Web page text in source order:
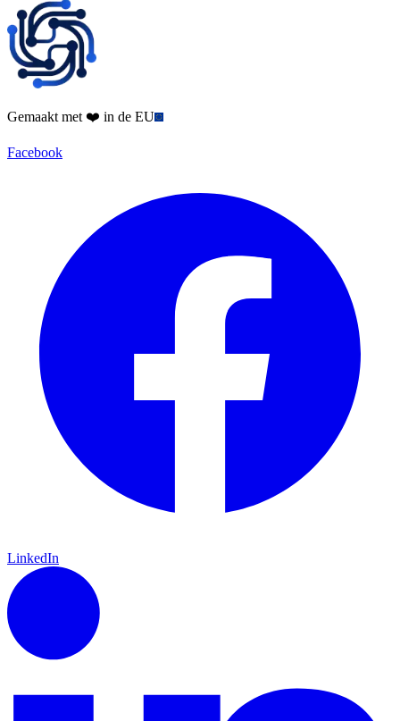
Gemaakt met ❤️ in de EU
Facebook
LinkedIn